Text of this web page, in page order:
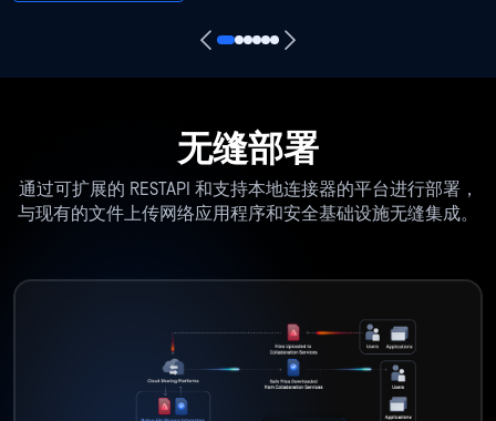
无缝部署
通过可扩展的 RESTAPI 和支持本地连接器的平台进行部署，
与现有的文件上传网络应用程序和安全基础设施无缝集成。